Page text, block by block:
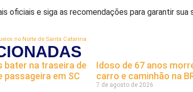
oficiais e siga as recomendações para garantir sua
no Norte de Santa Catarina
na traseira de
passageira em SC
Idoso de 67 anos
carro e caminhão na
7 de agosto de 2026